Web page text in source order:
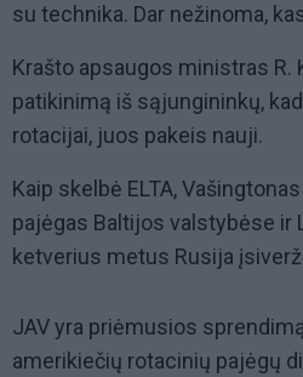
su technika. Dar nežinoma,
Krašto apsaugos ministras R.
patikinimą iš sąjungininkų,
rotacijai, juos pakeis nauji.
Kaip skelbė ELTA,
pajėgas Baltijos valstybėse ir
ketverius metus Rusija
JAV yra priėmusios
amerikiečių rotacinių pajėgų